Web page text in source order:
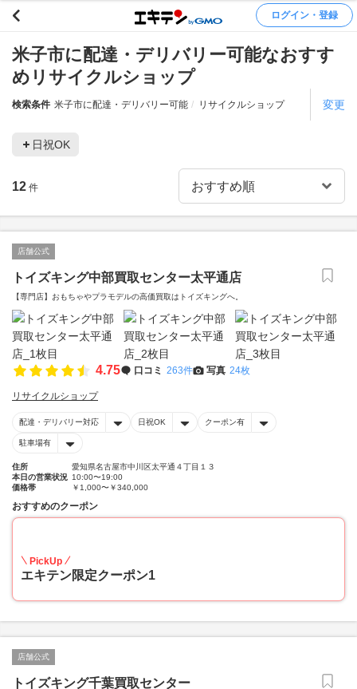
ログイン・登録
米子市に配達・デリバリー可能なおすす
めリサイクルショップ
検索条件 米子市に配達・デリバリー可能 リサイクルショップ 変更
日祝OK
12 件
店舗公式
トイズキング中部買取センター太平通店
【専門店】おもちゃやプラモデルの高価買取はトイズキングへ。‎
4.75 口コミ 263件 写真 24枚
リサイクルショップ
配達・デリバリー対応 日祝OK クーポン有
駐車場有
住所
愛知県名古屋市中川区太平通４丁目１３
本日の営業状況 10:00〜19:00
価格帯
￥1,000〜￥340,000
おすすめのクーポン
PickUp
エキテン限定クーポン1
店舗公式
トイズキング千葉買取センター